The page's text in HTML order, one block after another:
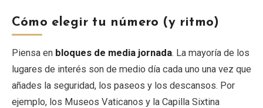
Cómo elegir tu número (y ritmo)
Piensa en bloques de media jornada. La mayoría de los
lugares de interés son de medio día cada uno una vez que
añades la seguridad, los paseos y los descansos. Por
ejemplo, los Museos Vaticanos y la Capilla Sixtina